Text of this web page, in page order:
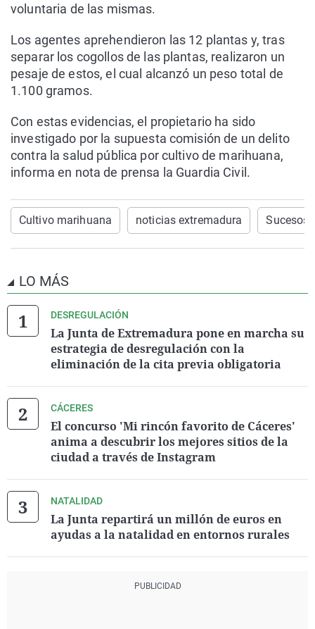
voluntaria de las mismas.
Los agentes aprehendieron las 12 plantas y, tras
separar los cogollos de las plantas, realizaron un
pesaje de estos, el cual alcanzó un peso total de
1.100 gramos.
Con estas evidencias, el propietario ha sido
investigado por la supuesta comisión de un delito
contra la salud pública por cultivo de marihuana,
informa en nota de prensa la Guardia Civil.
Cultivo marihuana noticias extremadura Sucesos
LO MÁS
DESREGULACIÓN
La Junta de Extremadura pone en marcha su
estrategia de desregulación con la
eliminación de la cita previa obligatoria
CÁCERES
El concurso 'Mi rincón favorito de Cáceres'
anima a descubrir los mejores sitios de la
ciudad a través de Instagram
NATALIDAD
La Junta repartirá un millón de euros en
ayudas a la natalidad en entornos rurales